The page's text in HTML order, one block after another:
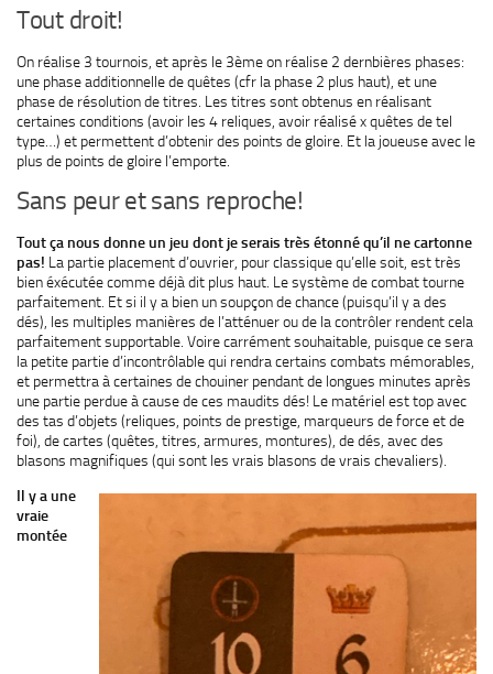
Tout droit!
On réalise 3 tournois, et après le 3ème on réalise 2 dernbières phases:
une phase additionnelle de quêtes (cfr la phase 2 plus haut), et une
phase de résolution de titres. Les titres sont obtenus en réalisant
certaines conditions (avoir les 4 reliques, avoir réalisé x quêtes de tel
type…) et permettent d’obtenir des points de gloire. Et la joueuse avec le
plus de points de gloire l’emporte.
Sans peur et sans reproche!
Tout ça nous donne un jeu dont je serais très étonné qu’il ne cartonne
pas! La partie placement d’ouvrier, pour classique qu’elle soit, est très
bien éxécutée comme déjà dit plus haut. Le système de combat tourne
parfaitement. Et si il y a bien un soupçon de chance (puisqu’il y a des
dés), les multiples manières de l’atténuer ou de la contrôler rendent cela
parfaitement supportable. Voire carrément souhaitable, puisque ce sera
la petite partie d’incontrôlable qui rendra certains combats mémorables,
et permettra à certaines de chouiner pendant de longues minutes après
une partie perdue à cause de ces maudits dés! Le matériel est top avec
des tas d’objets (reliques, points de prestige, marqueurs de force et de
foi), de cartes (quêtes, titres, armures, montures), de dés, avec des
blasons magnifiques (qui sont les vrais blasons de vrais chevaliers).
Il y a une
vraie
montée